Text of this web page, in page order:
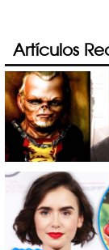
Artículos